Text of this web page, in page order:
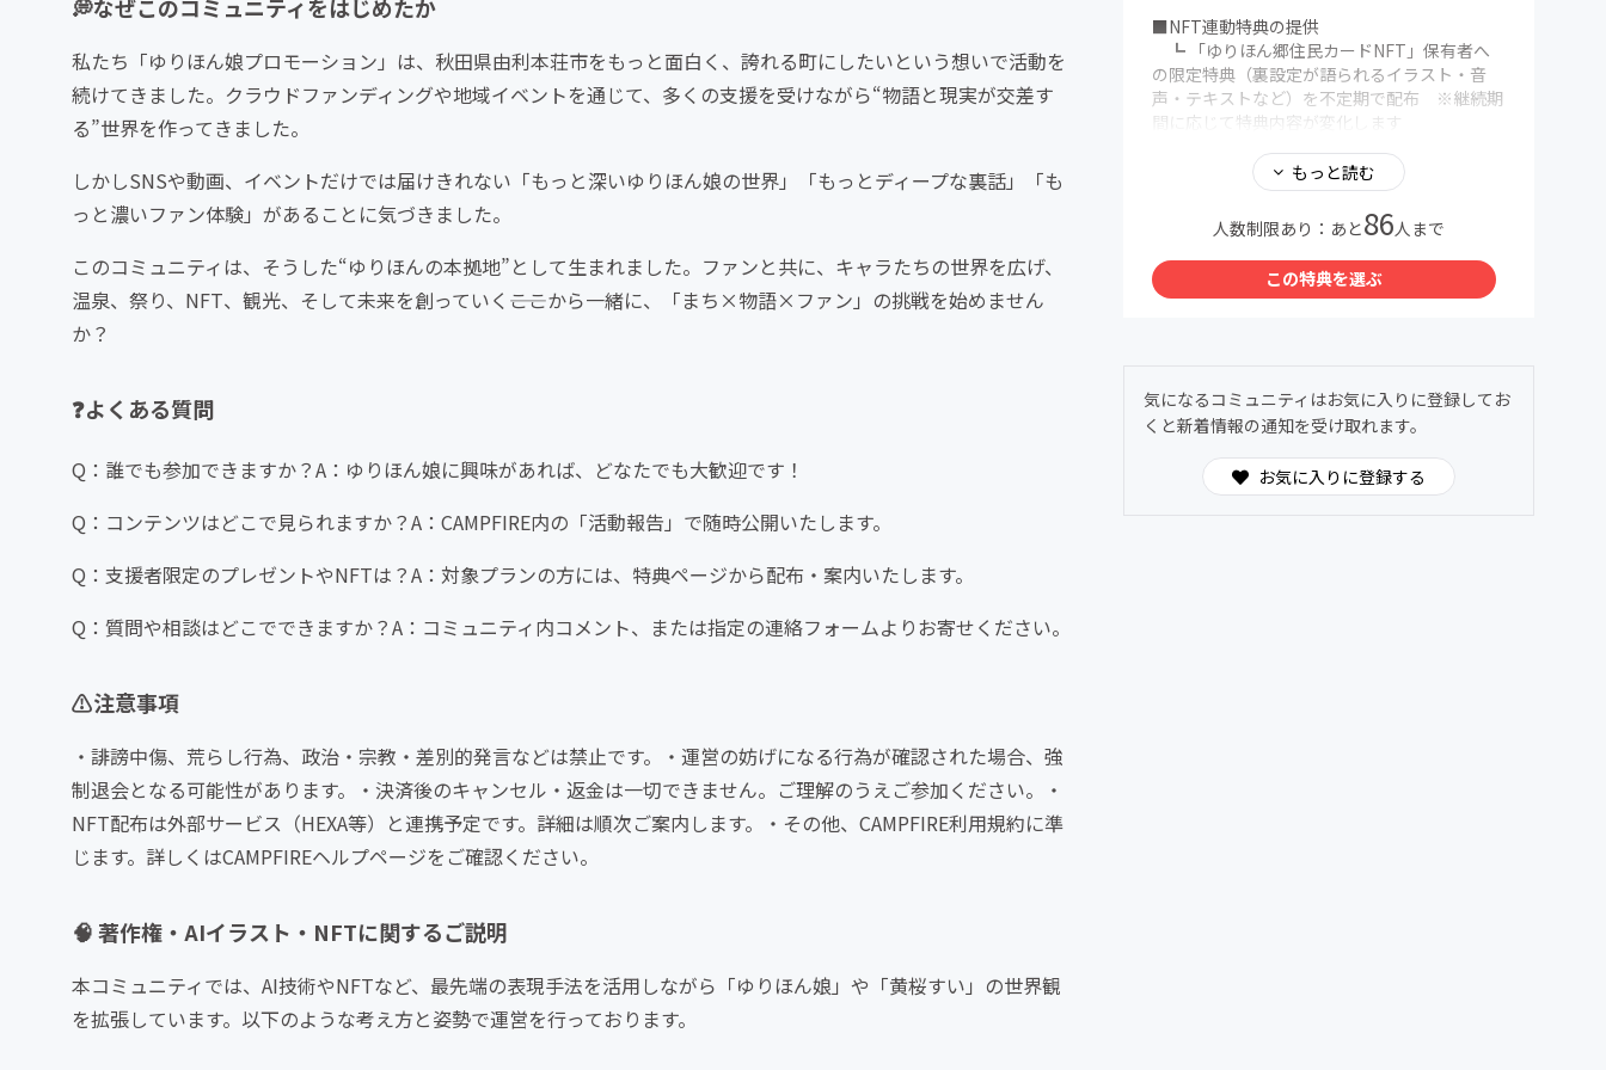
💭なぜこのコミュニティをはじめたか
私たち「ゆりほん娘プロモーション」は、秋田県由利本荘市をもっと面白く、誇れる町にしたいという想いで活動を
続けてきました。クラウドファンディングや地域イベントを通じて、多くの支援を受けながら“物語と現実が交差す
る”世界を作ってきました。
しかしSNSや動画、イベントだけでは届けきれない「もっと深いゆりほん娘の世界」「もっとディープな裏話」「も
っと濃いファン体験」があることに気づきました。
このコミュニティは、そうした“ゆりほんの本拠地”として生まれました。ファンと共に、キャラたちの世界を広げ、
温泉、祭り、NFT、観光、そして未来を創っていく――ここから一緒に、「まち×物語×ファン」の挑戦を始めません
か？
❓よくある質問
Q：誰でも参加できますか？A：ゆりほん娘に興味があれば、どなたでも大歓迎です！
Q：コンテンツはどこで見られますか？A：CAMPFIRE内の「活動報告」で随時公開いたします。
Q：支援者限定のプレゼントやNFTは？A：対象プランの方には、特典ページから配布・案内いたします。
Q：質問や相談はどこでできますか？A：コミュニティ内コメント、または指定の連絡フォームよりお寄せください。
⚠️注意事項
・誹謗中傷、荒らし行為、政治・宗教・差別的発言などは禁止です。・運営の妨げになる行為が確認された場合、強
制退会となる可能性があります。・決済後のキャンセル・返金は一切できません。ご理解のうえご参加ください。・
NFT配布は外部サービス（HEXA等）と連携予定です。詳細は順次ご案内します。・その他、CAMPFIRE利用規約に準
じます。詳しくはCAMPFIREヘルプページをご確認ください。
🧠 著作権・AIイラスト・NFTに関するご説明
本コミュニティでは、AI技術やNFTなど、最先端の表現手法を活用しながら「ゆりほん娘」や「黄桜すい」の世界観
を拡張しています。以下のような考え方と姿勢で運営を行っております。
■NFT連動特典の提供
┗ 「ゆりほん郷住民カードNFT」保有者へ
の限定特典（裏設定が語られるイラスト・音
声・テキストなど）を不定期で配布 ※継続期
間に応じて特典内容が変化します
【物語プロローグ】
黄桜すい物語 ― これは、春に芽吹いた希望の
東京で育った少女・黄桜すいが、
家族とともに辿り着いたのは――
います。
無口だけれど誰よりも強く優しいおじいちゃん
もっと読む
人数制限あり：あと86人まで
この特典を選ぶ
気になるコミュニティはお気に入りに登録してお
くと新着情報の通知を受け取れます。
お気に入りに登録する